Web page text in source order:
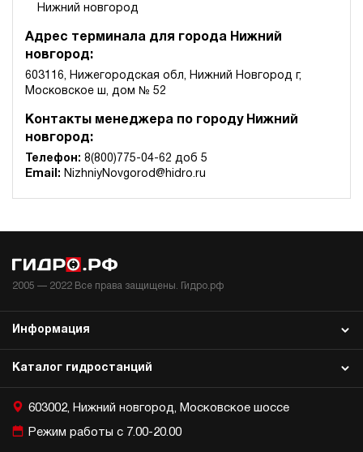
Нижний новгород
Адрес терминала для города Нижний
новгород:
603116, Нижегородская обл, Нижний Новгород г,
Московское ш, дом № 52
Контакты менеджера по городу Нижний
новгород:
Телефон: 8(800)775-04-62 доб 5
Email: NizhniyNovgorod@hidro.ru
2005 — 2022 Все права защищены. Гидро.рф
Каталог гидростанций
Информация
603002, Нижний новгород, Московское шоссе
Режим работы с 7.00-20.00